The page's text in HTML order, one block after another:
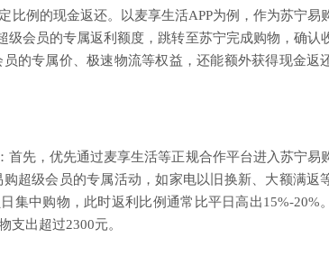
比例的现金返还。以麦享生活APP为例，作为苏宁易
级会员的专属返利额度，跳转至苏宁完成购物，确认
的专属价、极速物流等权益，还能额外获得现金返
首先，优先通过麦享生活等正规合作平台进入苏宁易
超级会员的专属活动，如家电以旧换新、大额满返
集中购物，此时返利比例通常比平日高出15%-20%
支出超过2300元。